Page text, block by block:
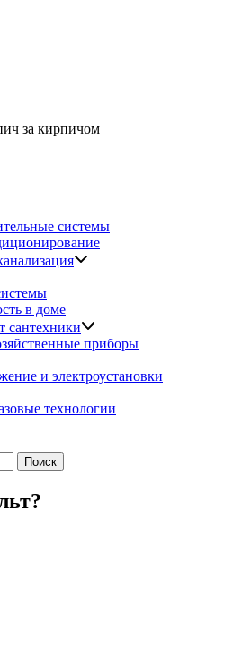
за кирпичом
системы
в доме
сантехники
приборы
и электроустановки
технологии